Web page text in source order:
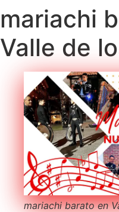
mariachi
Valle de
mariachi barato en